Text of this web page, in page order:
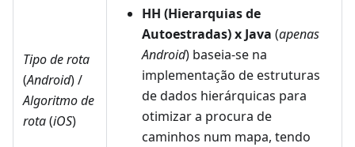
Tipo de rota
(Android) /
Algoritmo de
rota(iOS)
HH (Hierarquias de
Autoestradas) x Java (apenas
Android) baseia-se na
implementação de estruturas
de dados hierárquicas para
otimizar a procura de
caminhos num mapa, tendo